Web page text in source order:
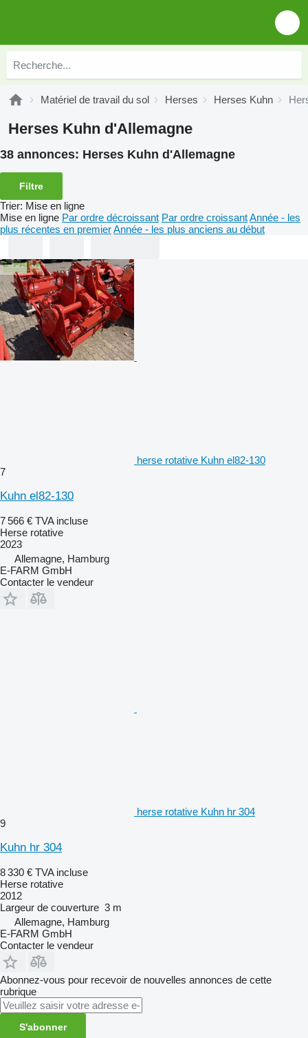
Matériel de travail du sol Herses Herses Kuhn
Herses Kuhn d'Allemagne
38 annonces: Herses Kuhn d'Allemagne
Filtre
Trier: Mise en ligne
Mise en ligne Par ordre décroissant Par ordre croissantAnnée - les
plus récentes en premierAnnée - les plus anciens au début
herse rotative Kuhn el82-130
7
Kuhn el82-130
7 566 € TVA incluse
Herse rotative
2023
Allemagne, Hamburg
E-FARM GmbH
Contacter le vendeur
herse rotative Kuhn hr 304
9
Kuhn hr 304
8 330 € TVA incluse
Herse rotative
2012
Largeur de couverture 3 m
Allemagne, Hamburg
E-FARM GmbH
Contacter le vendeur
Abonnez-vous pour recevoir de nouvelles annonces de cette
rubrique
S'abonner